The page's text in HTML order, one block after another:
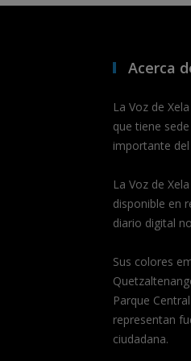
Acerca
La Voz de
que tiene
importante
La Voz de
disponible en
diario digital
Sus colores
Parque
representan
ciudadana.